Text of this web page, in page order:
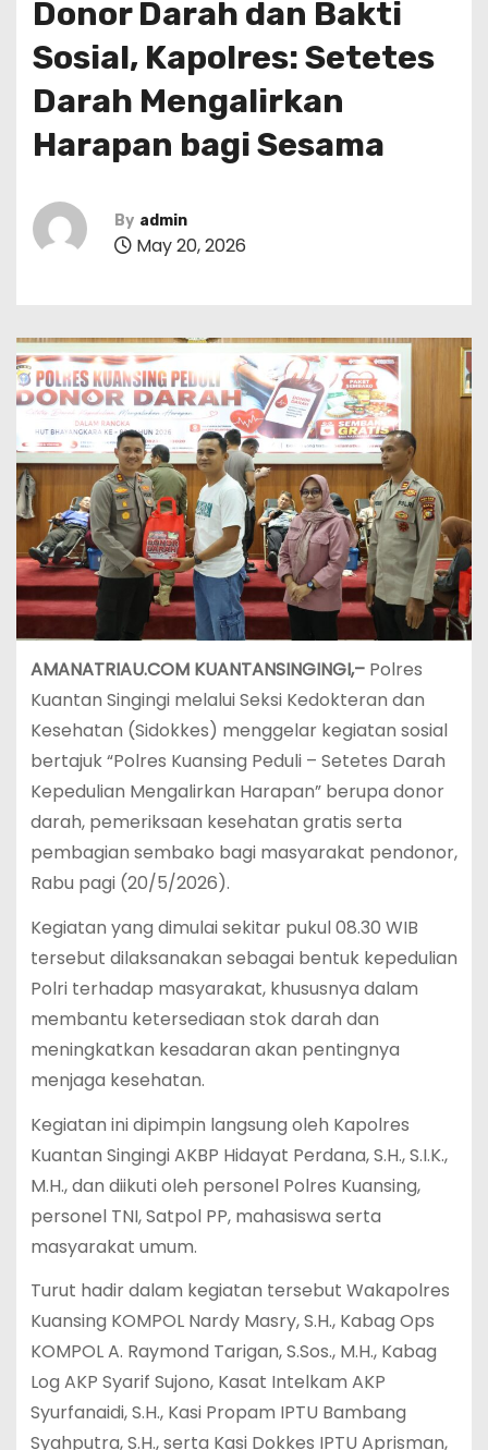
Donor Darah dan Bakti
Sosial, Kapolres: Setetes
Darah Mengalirkan
Harapan bagi Sesama
By admin
May 20, 2026
AMANATRIAU.COM KUANTANSINGINGI,–Polres
Kuantan Singingi melalui Seksi Kedokteran dan
Kesehatan (Sidokkes) menggelar kegiatan sosial
bertajuk “Polres Kuansing Peduli – Setetes Darah
Kepedulian Mengalirkan Harapan” berupa donor
darah, pemeriksaan kesehatan gratis serta
pembagian sembako bagi masyarakat pendonor,
Rabu pagi (20/5/2026).
Kegiatan yang dimulai sekitar pukul 08.30 WIB
tersebut dilaksanakan sebagai bentuk kepedulian
Polri terhadap masyarakat, khususnya dalam
membantu ketersediaan stok darah dan
meningkatkan kesadaran akan pentingnya
menjaga kesehatan.
Kegiatan ini dipimpin langsung oleh Kapolres
Kuantan Singingi AKBP Hidayat Perdana, S.H., S.I.K.,
M.H., dan diikuti oleh personel Polres Kuansing,
personel TNI, Satpol PP, mahasiswa serta
masyarakat umum.
Turut hadir dalam kegiatan tersebut Wakapolres
Kuansing KOMPOL Nardy Masry, S.H., Kabag Ops
KOMPOL A. Raymond Tarigan, S.Sos., M.H., Kabag
Log AKP Syarif Sujono, Kasat Intelkam AKP
Syurfanaidi, S.H., Kasi Propam IPTU Bambang
Syahputra, S.H., serta Kasi Dokkes IPTU Aprisman,